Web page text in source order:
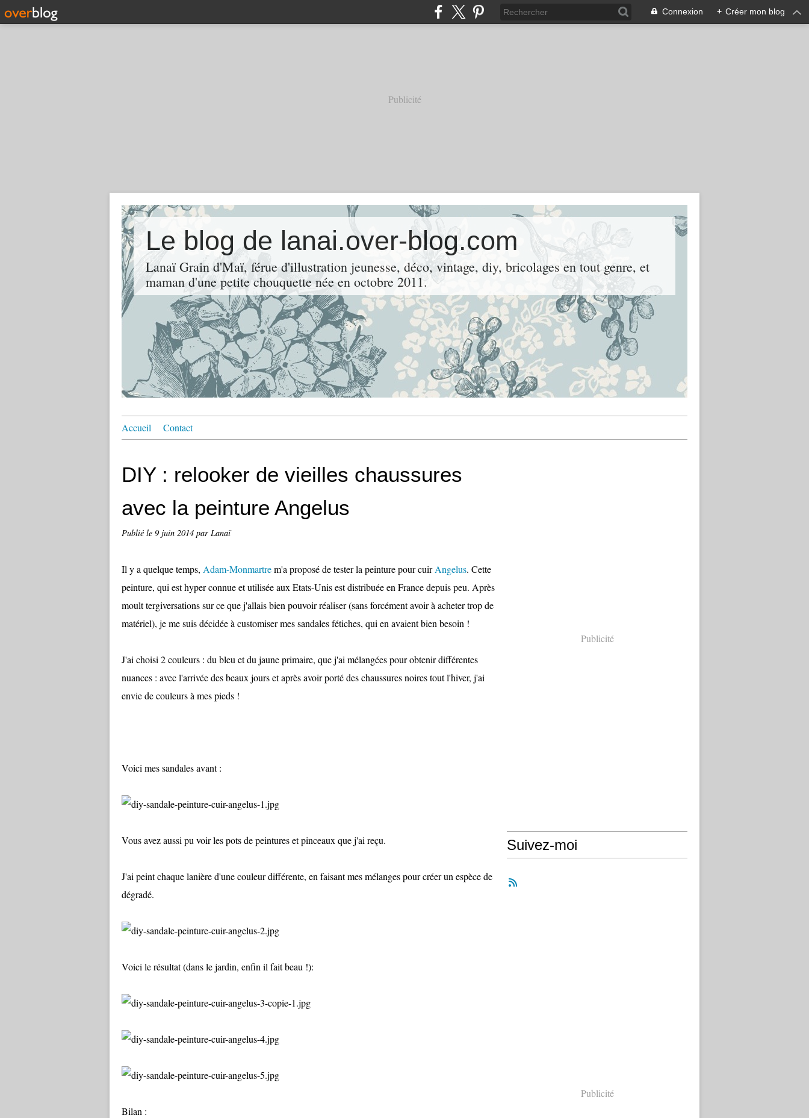
Connexion + Créer mon blog
Publicité
Le blog de lanai.over-blog.com
Lanaï Grain d'Maï, férue d'illustration jeunesse, déco, vintage, diy, bricolages en tout genre, et
maman d'une petite chouquette née en octobre 2011.
Accueil Contact
DIY : relooker de vieilles chaussures
avec la peinture Angelus
Publié le 9 juin 2014 par Lanaï
Il y a quelque temps, Adam-Monmartrem'a proposé de tester la peinture pour cuirAngelus. Cette
peinture, qui est hyper connue et utilisée aux Etats-Unis est distribuée en France depuis peu. Après
moult tergiversations sur ce que j'allais bien pouvoir réaliser (sans forcément avoir à acheter trop de
matériel), je me suis décidée à customiser mes sandales fétiches, qui en avaient bien besoin !
J'ai choisi 2 couleurs : du bleu et du jaune primaire, que j'ai mélangées pour obtenir différentes
nuances : avec l'arrivée des beaux jours et après avoir porté des chaussures noires tout l'hiver, j'ai
envie de couleurs à mes pieds !
Voici mes sandales avant :
Vous avez aussi pu voir les pots de peintures et pinceaux que j'ai reçu.
J'ai peint chaque lanière d'une couleur différente, en faisant mes mélanges pour créer un espèce de
dégradé.
Voici le résultat (dans le jardin, enfin il fait beau !):
Bilan :
Publicité
Suivez-moi
Publicité